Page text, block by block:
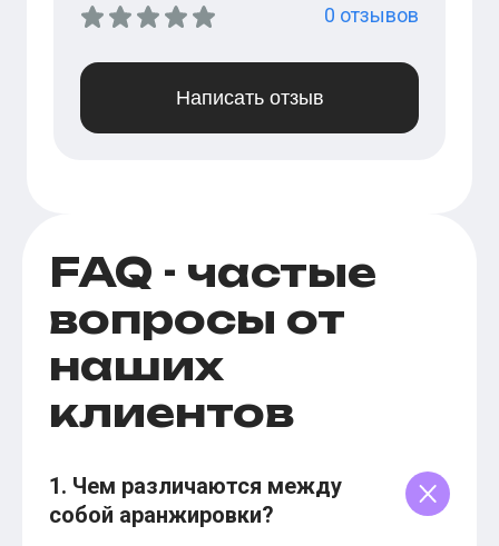
0 отзывов
Написать отзыв
FAQ - частые
вопросы от
наших
клиентов
1. Чем различаются между
собой аранжировки?